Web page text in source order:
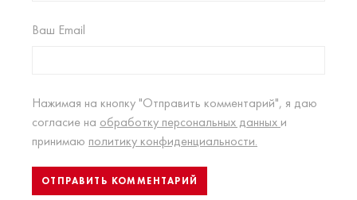
Ваш Email
Нажимая на кнопку "Отправить комментарий", я даю
согласие на обработку персональных данных и
принимаю политику конфиденциальности.